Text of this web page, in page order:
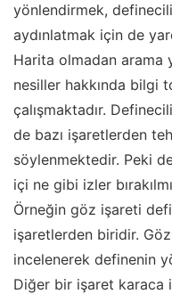
yönlendirmek,
aydınlatmak için de
Harita olmadan arama
nesiller hakkında bilgi
çalışmaktadır.
de bazı işaretlerden
söylenmektedir. Peki
içi ne gibi izler
Örneğin göz işareti
işaretlerden biridir.
incelenerek definenin
Diğer bir işaret karaca